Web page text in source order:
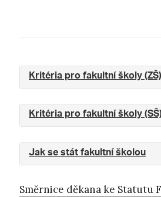
Kritéria pro fakultní školy (ZŠ)
Kritéria pro fakultní školy
Jak se stát fakultní školou
Směrnice děkana ke Statutu